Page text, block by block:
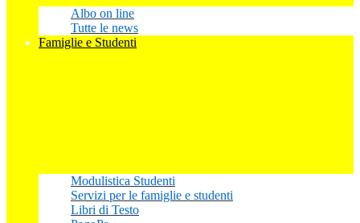
Albo on line
Tutte le news
Famiglie e Studenti
Modulistica Studenti
Servizi per le famiglie e studenti
Libri di Testo